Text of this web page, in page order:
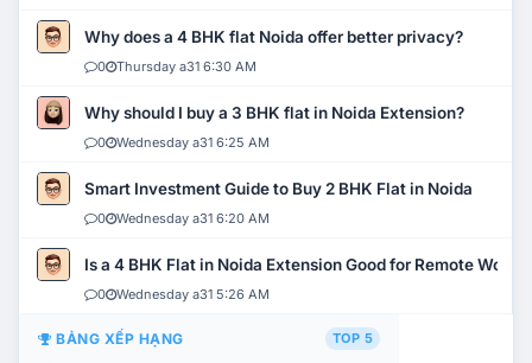
Why does a 4 BHK flat Noida offer better privacy?
0 Thursday a31 6:30 AM
Why should I buy a 3 BHK flat in Noida Extension?
0 Wednesday a31 6:25 AM
Smart Investment Guide to Buy 2 BHK Flat in Noida
0 Wednesday a31 6:20 AM
Is a 4 BHK Flat in Noida Extension Good for Remote Work?
0 Wednesday a31 5:26 AM
BẢNG XẾP HẠNG TOP 5